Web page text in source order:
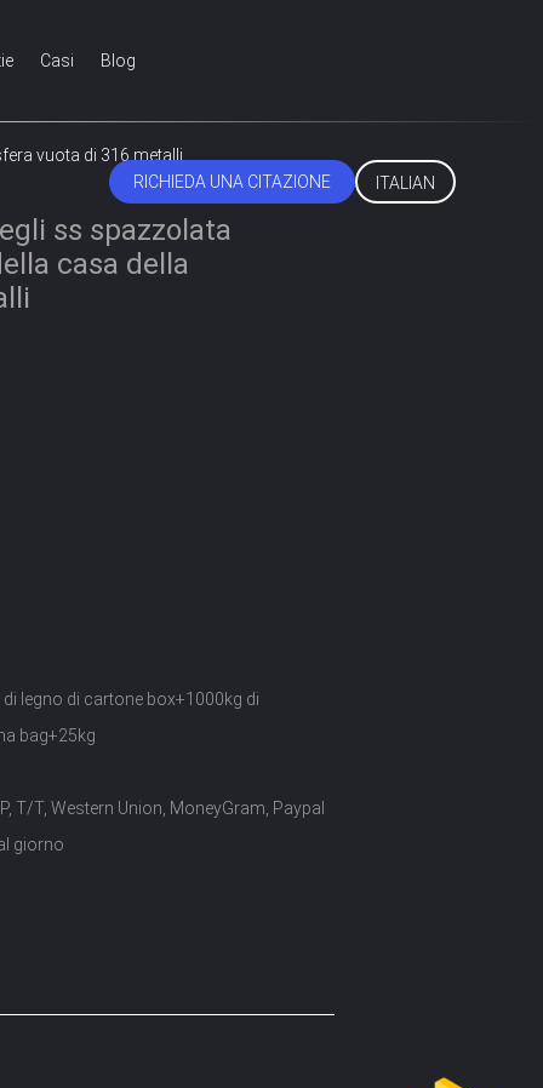
Casi Blog
RICHIEDA UNA CITAZIONE ITALIAN
vuota di 316 metalli
ss spazzolata
casa della
legno di cartone box+1000kg di
bag+25kg
T/T, Western Union, MoneyGram, Paypal
giorno